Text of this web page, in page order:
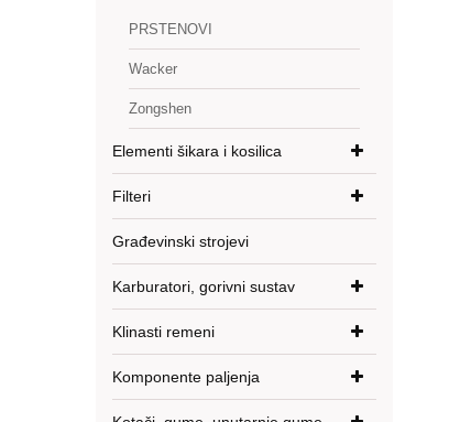
PRSTENOVI
Wacker
Zongshen
Elementi šikara i kosilica
Filteri
Građevinski strojevi
Karburatori, gorivni sustav
Klinasti remeni
Komponente paljenja